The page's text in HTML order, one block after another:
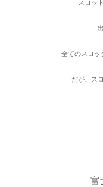
スロッ
全てのスロッ
だが、ス
富